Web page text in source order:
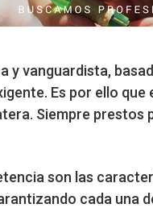
y vanguardista,
Es por ello
Siempre
son las
cada una